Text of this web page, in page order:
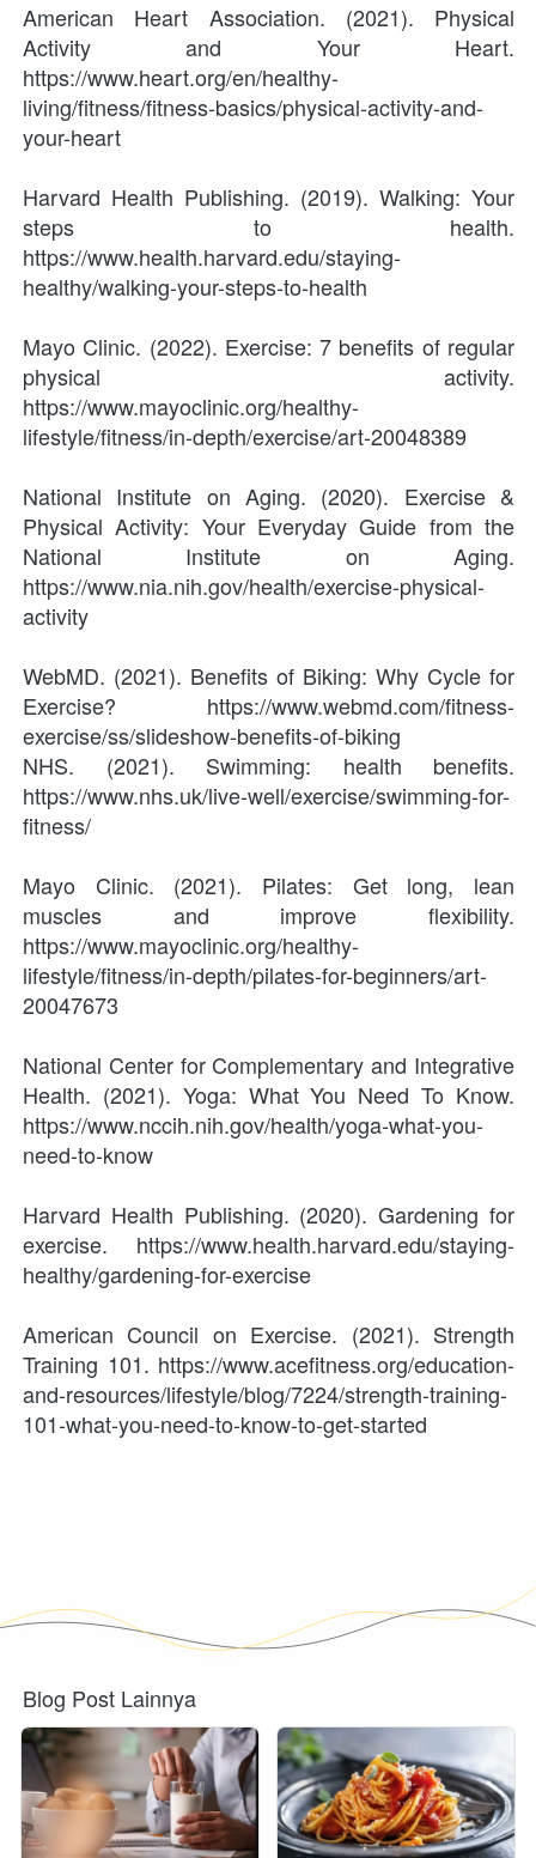
American Heart Association. (2021). Physical
Activity and Your Heart.
https://www.heart.org/en/healthy-
living/fitness/fitness-basics/physical-activity-and-
your-heart
Harvard Health Publishing. (2019). Walking: Your
steps to health.
https://www.health.harvard.edu/staying-
healthy/walking-your-steps-to-health
Mayo Clinic. (2022). Exercise: 7 benefits of regular
physical activity.
https://www.mayoclinic.org/healthy-
lifestyle/fitness/in-depth/exercise/art-20048389
National Institute on Aging. (2020). Exercise &
Physical Activity: Your Everyday Guide from the
National Institute on Aging.
https://www.nia.nih.gov/health/exercise-physical-
activity
WebMD. (2021). Benefits of Biking: Why Cycle for
Exercise? https://www.webmd.com/fitness-
exercise/ss/slideshow-benefits-of-biking
NHS. (2021). Swimming: health benefits.
https://www.nhs.uk/live-well/exercise/swimming-for-
fitness/
Mayo Clinic. (2021). Pilates: Get long, lean
muscles and improve flexibility.
https://www.mayoclinic.org/healthy-
lifestyle/fitness/in-depth/pilates-for-beginners/art-
20047673
National Center for Complementary and Integrative
Health. (2021). Yoga: What You Need To Know.
https://www.nccih.nih.gov/health/yoga-what-you-
need-to-know
Harvard Health Publishing. (2020). Gardening for
exercise. https://www.health.harvard.edu/staying-
healthy/gardening-for-exercise
American Council on Exercise. (2021). Strength
Training 101. https://www.acefitness.org/education-
and-resources/lifestyle/blog/7224/strength-training-
101-what-you-need-to-know-to-get-started
Blog Post Lainnya